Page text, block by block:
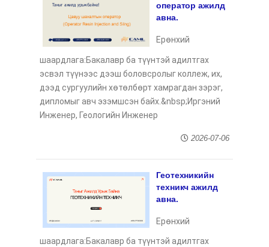
оператор ажилд
авна.
Ерөнхий
шаардлага:Бакалавр ба түүнтэй адилтгах
эсвэл түүнээс дээш боловсролыг коллеж, их,
дээд сургуулийн хөтөлбөрт хамрагдан зэрэг,
дипломыг авч эзэмшсэн байх.&nbsp;Иргэний
Инженер, Геологийн Инженер
2026-07-06
Геотехникийн
техникч ажилд
авна.
Ерөнхий
шаардлага:Бакалавр ба түүнтэй адилтгах